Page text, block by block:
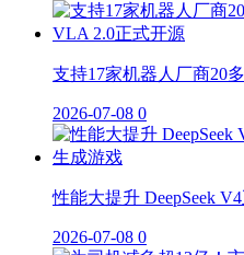
支持17家机器人厂商20
2026-07-08 0
性能大提升 DeepSeek
2026-07-08 0